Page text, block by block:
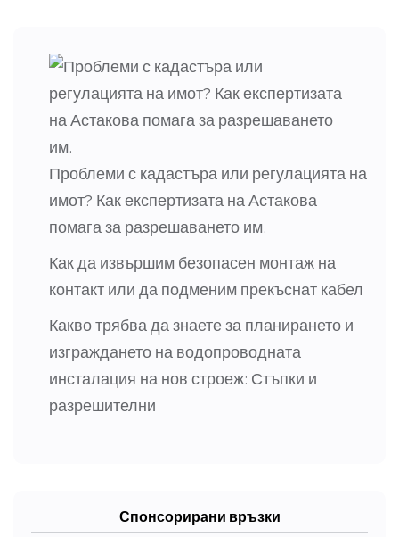
Проблеми с кадастъра или регулацията на
имот? Как експертизата на Астакова
помага за разрешаването им.
Как да извършим безопасен монтаж на
контакт или да подменим прекъснат кабел
Какво трябва да знаете за планирането и
изграждането на водопроводната
инсталация на нов строеж: Стъпки и
разрешителни
Спонсорирани връзки